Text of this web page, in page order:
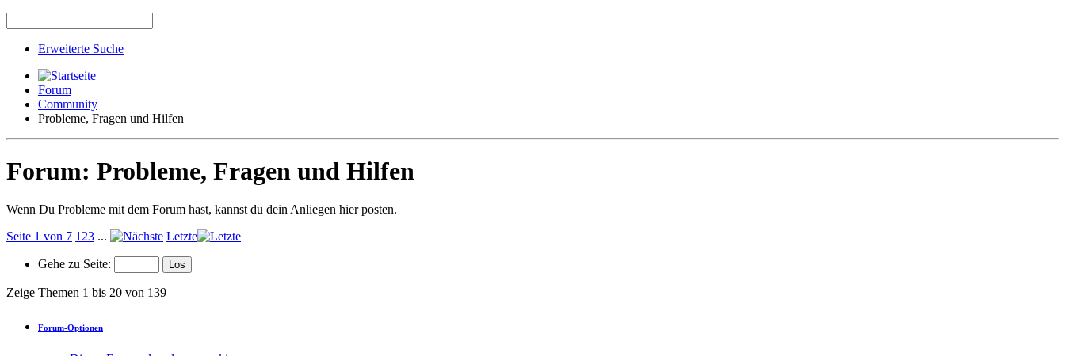
Erweiterte Suche
Forum
Community
Probleme, Fragen und Hilfen
Forum: Probleme, Fragen und Hilfen
Wenn Du Probleme mit dem Forum hast, kannst du dein Anliegen hier posten.
Seite 1 von 7 123 ... Letzte
Gehe zu Seite:
Zeige Themen 1 bis 20 von 139
Forum-Optionen